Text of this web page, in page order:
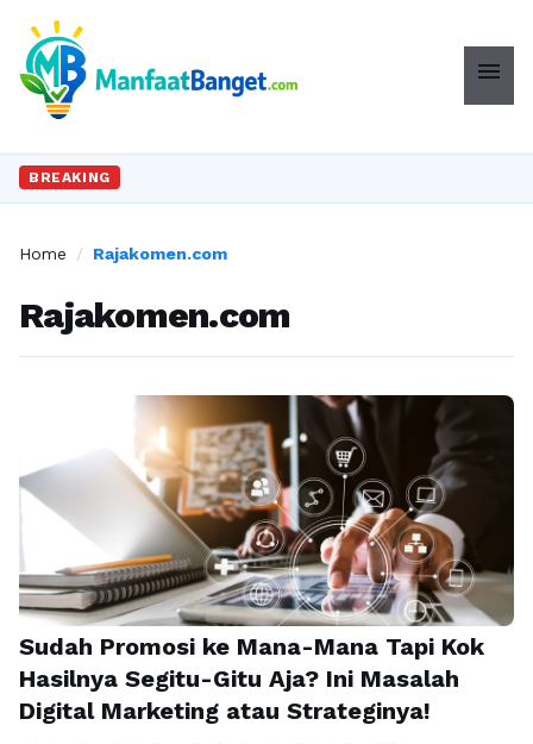
menu
BREAKING
Home / Rajakomen.com
Rajakomen.com
Sudah Promosi ke Mana-Mana Tapi Kok
Hasilnya Segitu-Gitu Aja? Ini Masalah
Digital Marketing atau Strateginya!